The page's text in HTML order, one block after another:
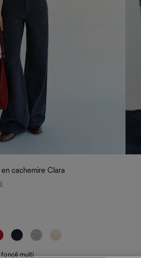
cachemire Clara
multi